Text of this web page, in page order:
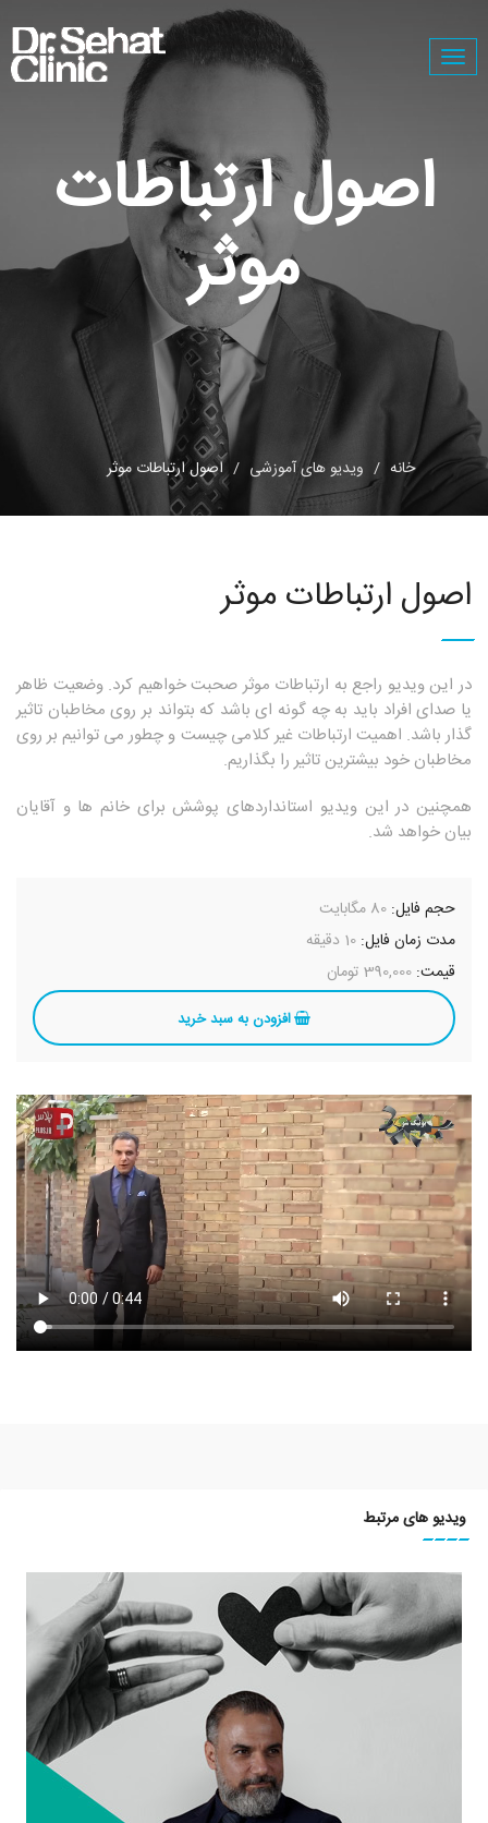
خانه ویدیو های آموزشی اصول ارتباطات موثر
اصول ارتباطات
موثر
اصول ارتباطات موثر
در این ویدیو راجع به ارتباطات موثر صحبت خواهیم کرد. وضعیت ظاهر
یا صدای افراد باید به چه گونه ای باشد که بتواند بر روی مخاطبان تاثیر
گذار باشد. اهمیت ارتباطات غیر کلامی چیست و چطور می توانیم بر روی
مخاطبان خود بیشترین تاثیر را بگذاریم.
همچنین در این ویدیو استانداردهای پوشش برای خانم ها و آقایان
بیان خواهد شد.
حجم فایل: 80 مگابایت
مدت زمان فایل: 10 دقیقه
قیمت: 390,000 تومان
افزودن به سبد خرید
ویدیو های مرتبط